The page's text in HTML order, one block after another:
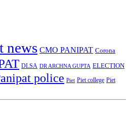
news CMO PANIPAT Corona
DLSA DR ARCHNA GUPTA ELECTION
police Piet Piet college Piet